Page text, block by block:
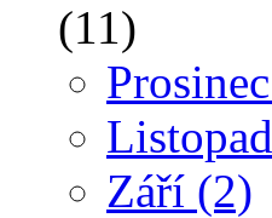
(11)
Prosinec
Listopad
Září (2)